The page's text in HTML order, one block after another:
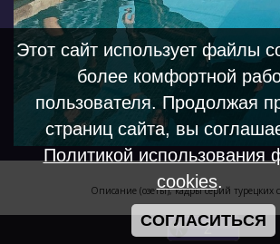
Описание (озеты), кадры серий турецких
Этот сайт использует файлы
более комфортной
пользователя. Продолжая
страниц сайта, вы
Политикой использования
cookies.
СОГЛАСИТЬСЯ